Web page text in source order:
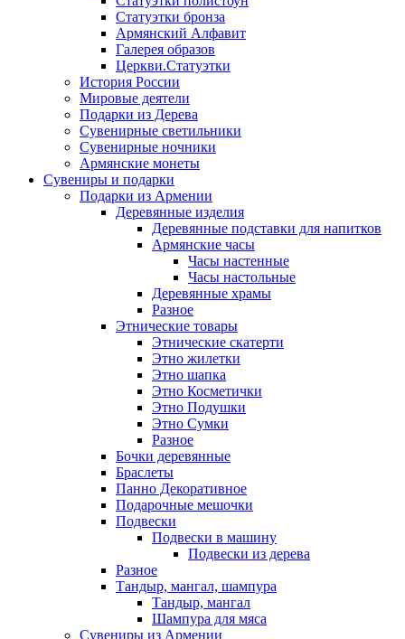
Статуэтки бронза
Армянский Алфавит
Галерея образов
Церкви.Статуэтки
История России
Мировые деятели
Подарки из Дерева
Сувенирные светильники
Сувенирные ночники
Армянские монеты
Сувениры и подарки
Подарки из Армении
Деревянные изделия
Деревянные подставки для напитков
Армянские часы
Часы настенные
Часы настольные
Деревянные храмы
Разное
Этнические товары
Этнические скатерти
Этно жилетки
Этно шапка
Этно Косметички
Этно Подушки
Этно Сумки
Разное
Бочки деревянные
Браслеты
Панно Декоративное
Подарочные мешочки
Подвески
Подвески в машину
Подвески из дерева
Разное
Тандыр, мангал, шампура
Тандыр, мангал
Шампура для мяса
Сувениры из Армении